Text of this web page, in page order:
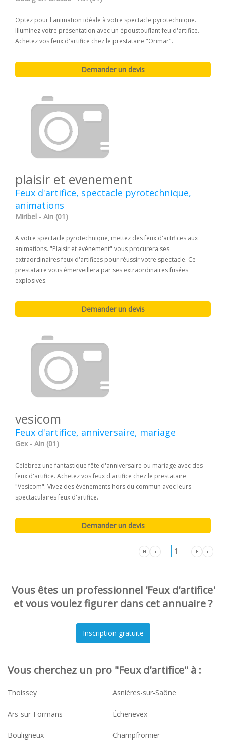
Optez pour l'animation idéale à votre spectacle pyrotechnique.
Illuminez votre présentation avec un époustouflant feu d'artifice.
Achetez vos feux d'artifice chez le prestataire "Orimar".
plaisir et evenement
Feux d'artifice, spectacle pyrotechnique,
animations
Miribel - Ain (01)
A votre spectacle pyrotechnique, mettez des feux d'artifices aux
animations. "Plaisir et événement" vous procurera ses
extraordinaires feux d'artifices pour réussir votre spectacle. Ce
prestataire vous émerveillera par ses extraordinaires fusées
explosives.
vesicom
Feux d'artifice, anniversaire, mariage
Gex - Ain (01)
Célébrez une fantastique fête d'anniversaire ou mariage avec des
feux d'artifice. Achetez vos feux d'artifice chez le prestataire
"Vesicom". Vivez des événements hors du commun avec leurs
spectaculaires feux d'artifice.
1
Vous êtes un professionnel 'Feux d'artifice'
et vous voulez figurer dans cet annuaire ?
Vous cherchez un pro "Feux d'artifice" à :
Thoissey Asnières-sur-Saône
Ars-sur-Formans Échenevex
Bouligneux Champfromier